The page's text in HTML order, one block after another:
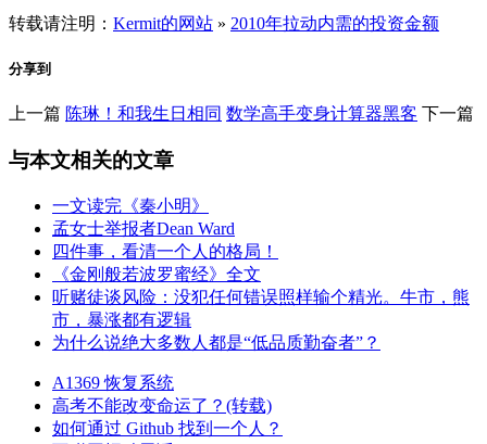
转载请注明： Kermit的网站 » 2010年拉动内需的投资金额
分享到
上一篇 陈琳！和我生日相同 数学高手变身计算器黑客 下一篇
与本文相关的文章
一文读完《秦小明》
孟女士举报者Dean Ward
四件事，看清一个人的格局！
《金刚般若波罗蜜经》全文
听赌徒谈风险：没犯任何错误照样输个精光。牛市，熊
市，暴涨都有逻辑
为什么说绝大多数人都是“低品质勤奋者”？
A1369 恢复系统
高考不能改变命运了？(转载)
如何通过 Github 找到一个人？